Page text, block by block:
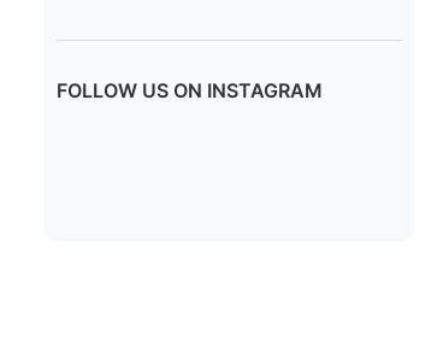
FOLLOW US ON INSTAGRAM